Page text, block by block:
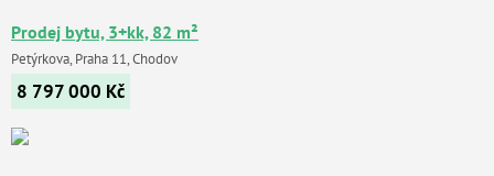
Prodej bytu, 3+kk, 82 m²
Petýrkova, Praha 11, Chodov
8 797 000 Kč